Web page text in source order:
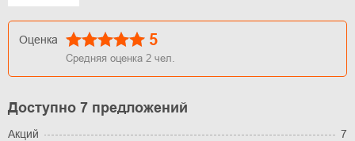
Оценка 5
Средняя оценка 2 чел.
Доступно 7 предложений
Акций
7